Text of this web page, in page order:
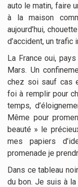
auto le matin, faire
à la maison
aujourd’hui,
d’accident, un trafic
La France oui,
Mars. Un
chez soi sauf cas
foi à remplir pour
temps,
Même pour
beauté » le
mes papiers
promenade je
Dans ce tableau
du bon. Je suis à la